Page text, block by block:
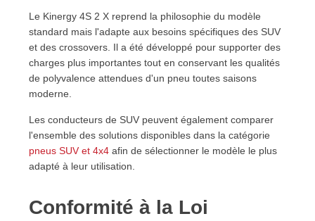
Le Kinergy 4S 2 X reprend la philosophie du modèle
standard mais l'adapte aux besoins spécifiques des SUV
et des crossovers. Il a été développé pour supporter des
charges plus importantes tout en conservant les qualités
de polyvalence attendues d'un pneu toutes saisons
moderne.
Les conducteurs de SUV peuvent également comparer
l'ensemble des solutions disponibles dans la catégorie
pneus SUV et 4x4afin de sélectionner le modèle le plus
adapté à leur utilisation.
Conformité à la Loi